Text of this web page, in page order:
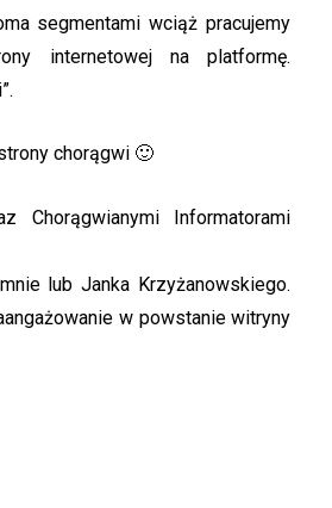
segmentami wciąż pracujemy
internetowej na platformę.
chorągwi 🙂
Informatorami
lub Janka Krzyżanowskiego.
w powstanie witryny